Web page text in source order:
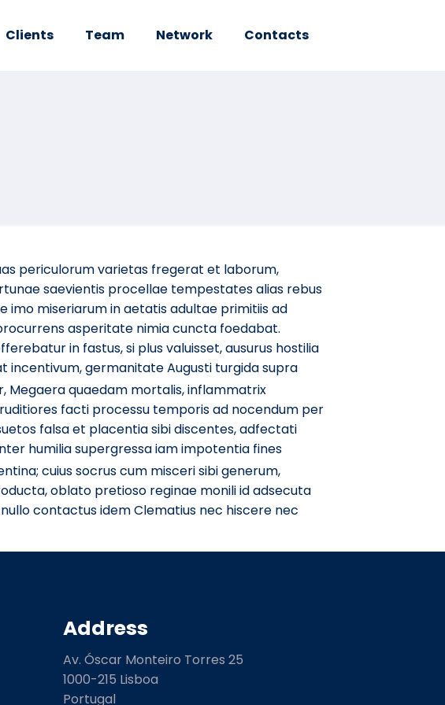
Clients Team Network Contacts
periculorum varietas fregerat et laborum,
saevientis procellae tempestates alias rebus
imo miseriarum in aetatis adultae primitiis ad
asperitate nimia cuncta foedabat.
in fastus, si plus valuisset, ausurus hostilia
incentivum, germanitate Augusti turgida supra
Megaera quaedam mortalis, inflammatrix
facti processu temporis ad nocendum per
falsa et placentia sibi discentes, adfectati
humilia supergressa iam impotentia fines
cuius socrus cum misceri sibi generum,
oblato pretioso reginae monili id adsecuta
contactus idem Clematius nec hiscere nec
Address
Av. Óscar Monteiro Torres 25
1000-215 Lisboa
Portugal